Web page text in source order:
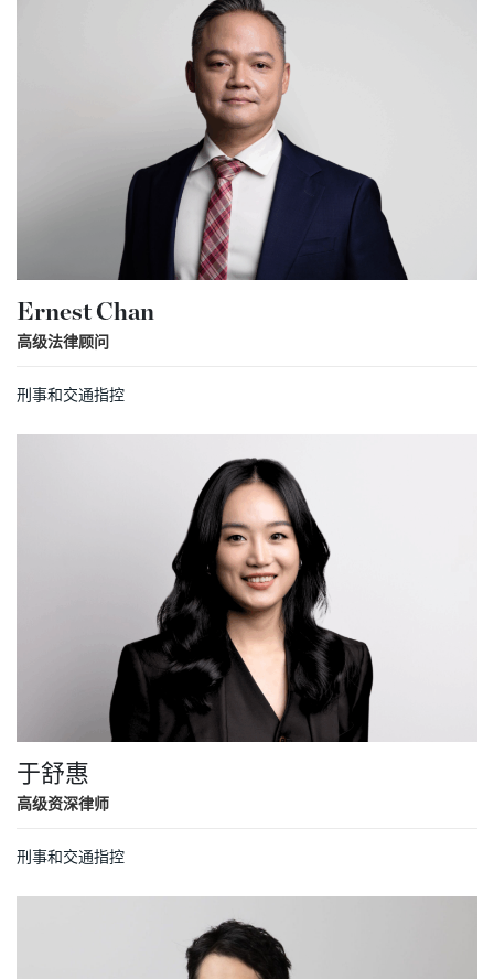
Ernest Chan
高级法律顾问
刑事和交通指控
于舒惠
高级资深律师
刑事和交通指控